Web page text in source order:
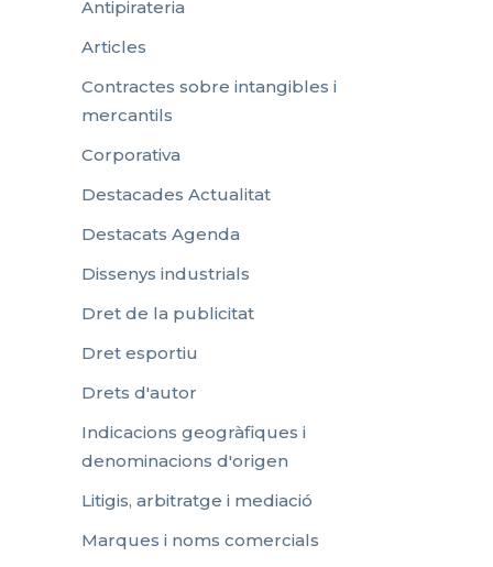
Antipirateria
Articles
Contractes sobre intangibles i
mercantils
Corporativa
Destacades Actualitat
Destacats Agenda
Dissenys industrials
Dret de la publicitat
Dret esportiu
Drets d'autor
Indicacions geogràfiques i
denominacions d'origen
Litigis, arbitratge i mediació
Marques i noms comercials